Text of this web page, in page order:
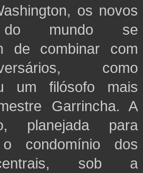
os novos
do mundo se
de combinar com
como
um filósofo mais
Garrincha. A
planejada para
o condomínio dos
sob a